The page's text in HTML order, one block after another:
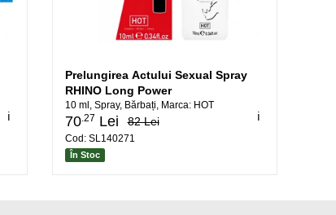
ℹ️ ℹ️
Prelungirea Actului Sexual Spray
RHINO Long Power
10 ml, Spray, Bărbați, Marca: HOT
70.27 Lei 82 Lei
Cod: SL140271
În Stoc